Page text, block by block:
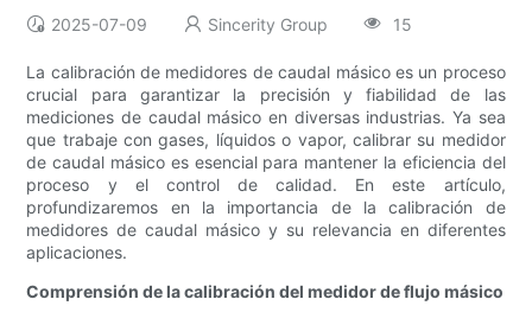
2025-07-09 Sincerity Group 15
La calibración de medidores de caudal másico es un proceso
crucial para garantizar la precisión y fiabilidad de las
mediciones de caudal másico en diversas industrias. Ya sea
que trabaje con gases, líquidos o vapor, calibrar su medidor
de caudal másico es esencial para mantener la eficiencia del
proceso y el control de calidad. En este artículo,
profundizaremos en la importancia de la calibración de
medidores de caudal másico y su relevancia en diferentes
aplicaciones.
Comprensión de la calibración del medidor de flujo másico